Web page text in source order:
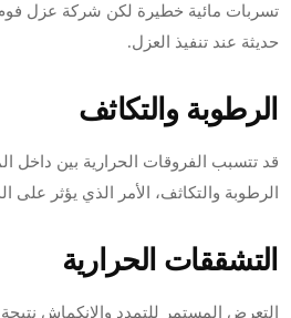
تسربات مائية خطيرة لكن شركة عزل
حديثة عند تنفيذ العزل.
الرطوبة والتكاثف
قد تتسبب الفروقات الحرارية بين داخل
الرطوبة والتكاثف، الأمر الذي يؤثر على
التشققات الحرارية
التعرض المستمر للتمدد والانكماش